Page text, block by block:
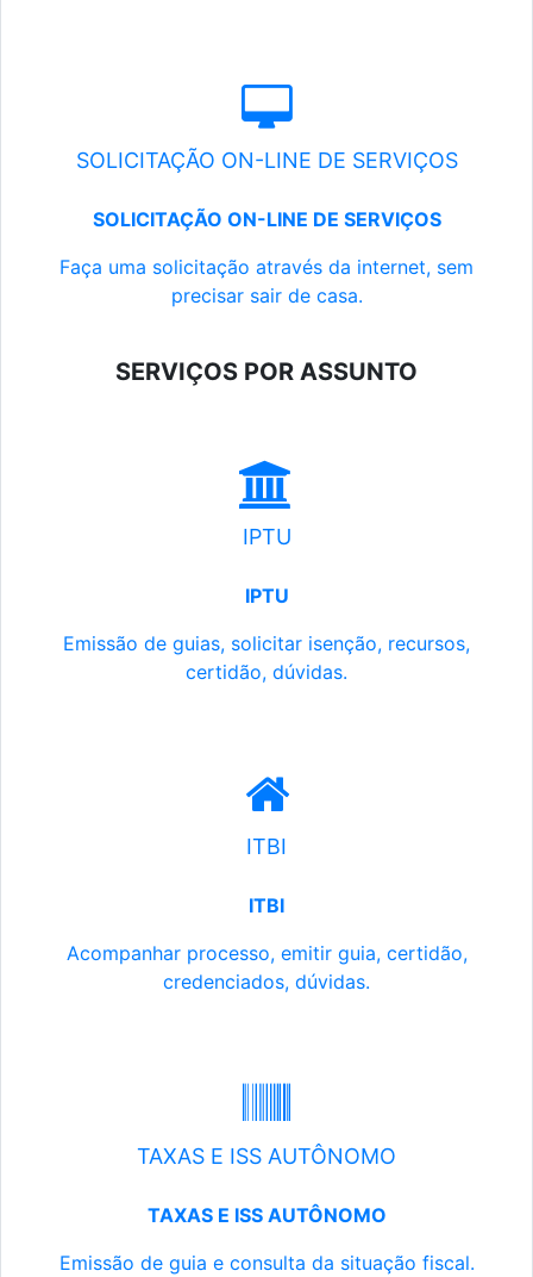
SOLICITAÇÃO ON-LINE DE SERVIÇOS
SOLICITAÇÃO ON-LINE DE SERVIÇOS
Faça uma solicitação através da internet, sem
precisar sair de casa.
SERVIÇOS POR ASSUNTO
IPTU
IPTU
Emissão de guias, solicitar isenção, recursos,
certidão, dúvidas.
ITBI
ITBI
Acompanhar processo, emitir guia, certidão,
credenciados, dúvidas.
TAXAS E ISS AUTÔNOMO
TAXAS E ISS AUTÔNOMO
Emissão de guia e consulta da situação fiscal.